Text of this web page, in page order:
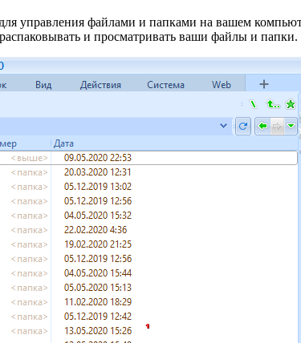
управления файлами и папками на вашем
и просматривать ваши файлы и папки.